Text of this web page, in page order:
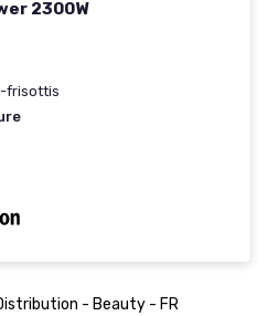
2300W
frisottis
- Beauty - FR